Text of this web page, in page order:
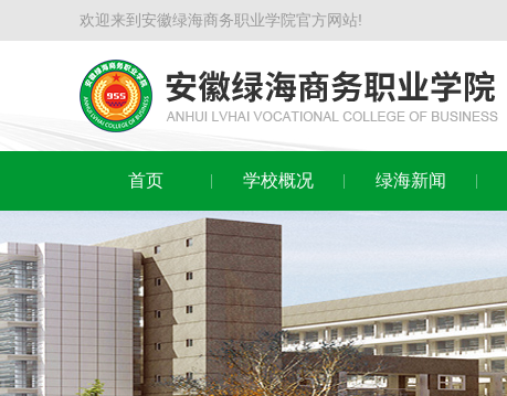
欢迎来到安徽绿海商务职业学院官方网站!
首页 学校概况 绿海新闻